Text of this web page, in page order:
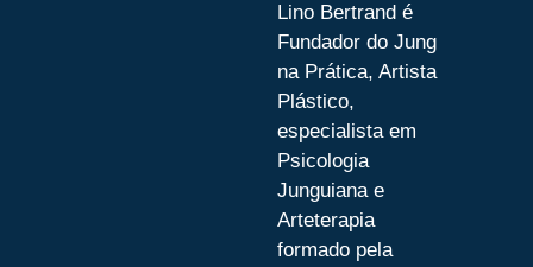
Lino Bertrand é
Fundador do Jung
na Prática, Artista
Plástico,
especialista em
Psicologia
Junguiana e
Arteterapia
formado pela